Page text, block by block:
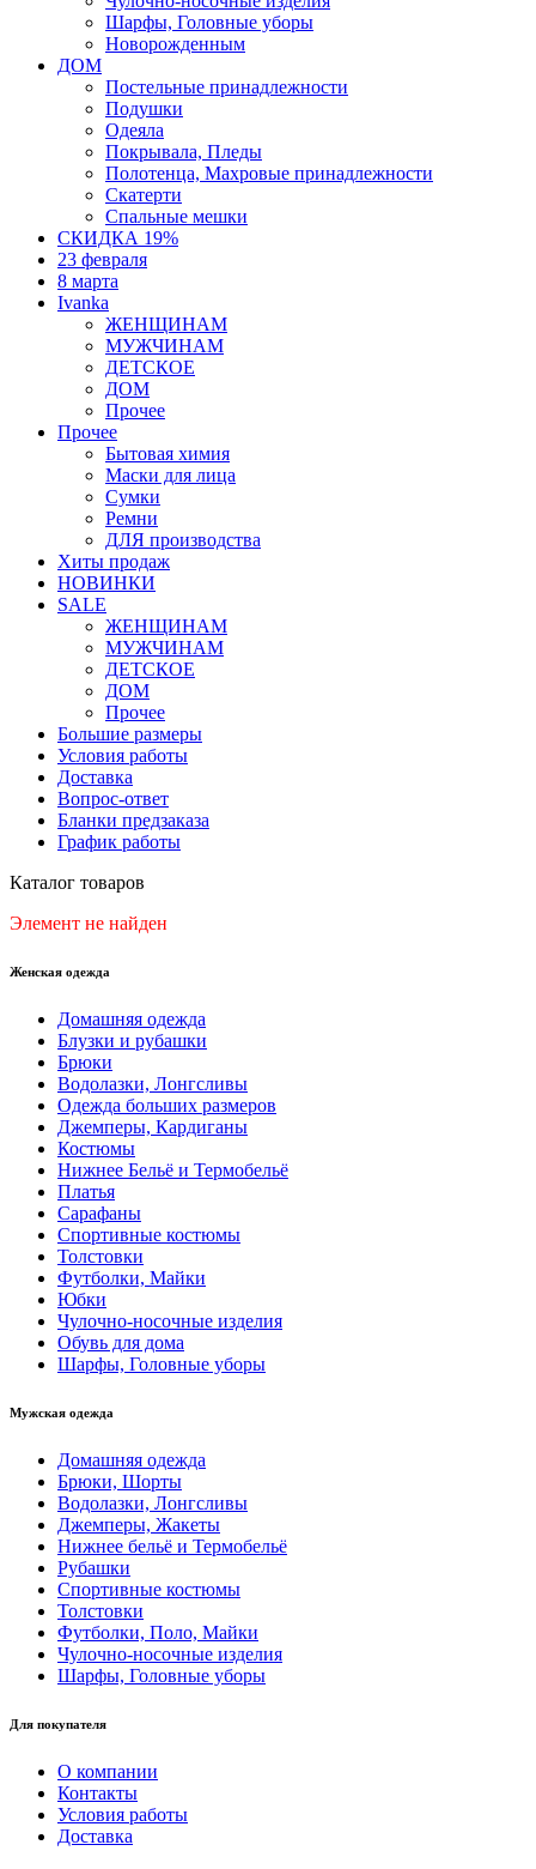
Шарфы, Головные уборы
Новорожденным
ДОМ
Постельные принадлежности
Подушки
Одеяла
Покрывала, Пледы
Полотенца, Махровые принадлежности
Скатерти
Спальные мешки
СКИДКА 19%
23 февраля
8 марта
Ivanka
ЖЕНЩИНАМ
МУЖЧИНАМ
ДЕТСКОЕ
ДОМ
Прочее
Прочее
Бытовая химия
Маски для лица
Сумки
Ремни
ДЛЯ производства
Хиты продаж
НОВИНКИ
SALE
ЖЕНЩИНАМ
МУЖЧИНАМ
ДЕТСКОЕ
ДОМ
Прочее
Большие размеры
Условия работы
Доставка
Вопрос-ответ
Бланки предзаказа
График работы
Каталог товаров
Элемент не найден
Женская одежда
Домашняя одежда
Блузки и рубашки
Брюки
Водолазки, Лонгсливы
Одежда больших размеров
Джемперы, Кардиганы
Костюмы
Нижнее Бельё и Термобельё
Платья
Сарафаны
Спортивные костюмы
Толстовки
Футболки, Майки
Юбки
Чулочно-носочные изделия
Обувь для дома
Шарфы, Головные уборы
Мужская одежда
Домашняя одежда
Брюки, Шорты
Водолазки, Лонгсливы
Джемперы, Жакеты
Нижнее бельё и Термобельё
Рубашки
Спортивные костюмы
Толстовки
Футболки, Поло, Майки
Чулочно-носочные изделия
Шарфы, Головные уборы
Для покупателя
О компании
Контакты
Условия работы
Доставка